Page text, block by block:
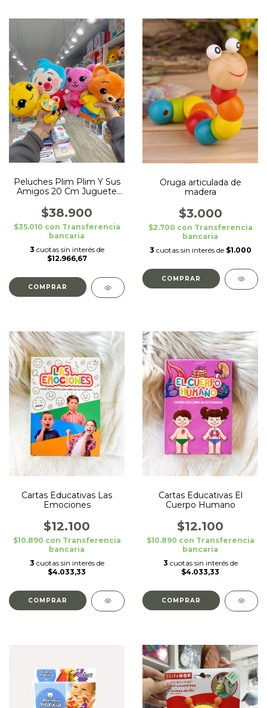
Peluches Plim Plim Y Sus
Amigos 20 Cm Juguete
$38.900
$35.010 con Transferencia
bancaria
3 cuotas sin interés de
$12.966,67
COMPRAR
Oruga articulada de
madera
$3.000
$2.700 con Transferencia
bancaria
3 cuotas sin interés de $1.000
Cartas Educativas Las
Emociones
$12.100
$10.890 con Transferencia
bancaria
3 cuotas sin interés de
$4.033,33
Cartas Educativas El
Cuerpo Humano
$12.100
$10.890 con Transferencia
bancaria
3 cuotas sin interés de
$4.033,33